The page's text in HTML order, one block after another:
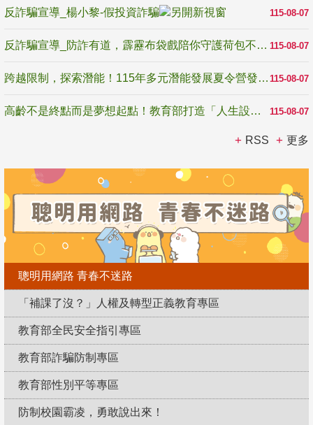
115-08-07
反詐騙宣導_楊小黎-假投資詐騙
115-08-07
反詐騙宣導_防詐有道，霹靂布袋戲陪你守護荷包不受騙
115-08-07
跨越限制，探索潛能！115年多元潛能發展夏令營發掘生命無限可能
115-08-07
高齡不是終點而是夢想起點！教育部打造「人生設計夢工場」 參展第3屆高齡健康產業博覽會
RSS 更多
聰明用網路 青春不迷路
「補課了沒？」人權及轉型正義教育專區
教育部全民安全指引專區
教育部詐騙防制專區
教育部性別平等專區
防制校園霸凌，勇敢說出來！